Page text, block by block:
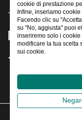
+31 (0)318 64 85 75
cookie di prestazione
Infine, inseriamo
Facendo clic su
su "No, aggiusta" puoi
inseriremo solo i
modificare la tua scelta
sui cookie.